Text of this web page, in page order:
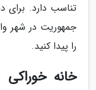
تناسب دارد. برای
جمهوریت در شهر
را پیدا کنید.